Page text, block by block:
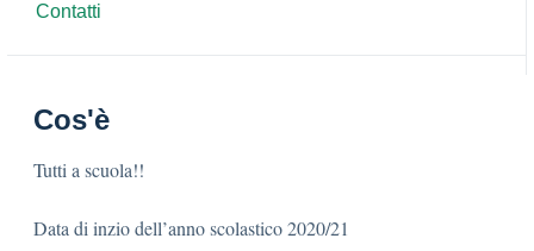
Contatti
Cos'è
Tutti a scuola!!
Data di inzio dell’anno scolastico 2020/21